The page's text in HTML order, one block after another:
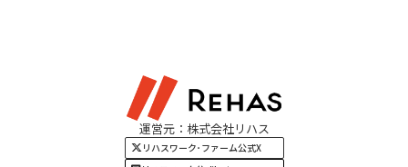
四国・九州エリア運営元：株式会社リハス
リハスワーク･ファーム公式X